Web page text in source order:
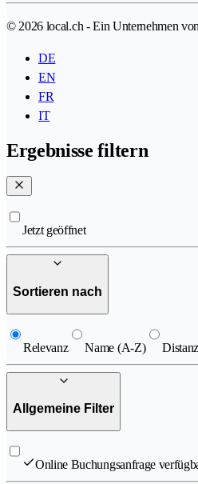
© 2026 local.ch - Ein Unternehmen von
DE
EN
FR
IT
Ergebnisse filtern
Jetzt geöffnet
Sortieren nach
Relevanz Name (A-Z) Distanz
Allgemeine Filter
Online Buchungsanfrage